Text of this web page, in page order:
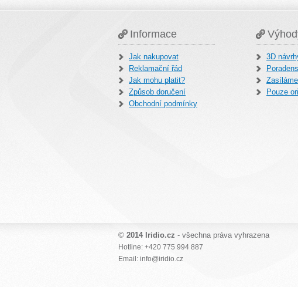
Informace
Jak nakupovat
Reklamační řád
Jak mohu platit?
Způsob doručení
Obchodní podmínky
3D
Pouze
© 2014 Iridio.cz - všechna práva vyhrazena
Hotline: +420 775 994 887
Email: info@iridio.cz